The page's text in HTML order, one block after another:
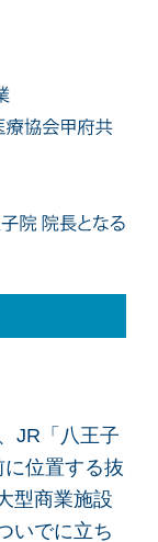
JR「八王子
位置する抜
型商業施設
いでに立ち